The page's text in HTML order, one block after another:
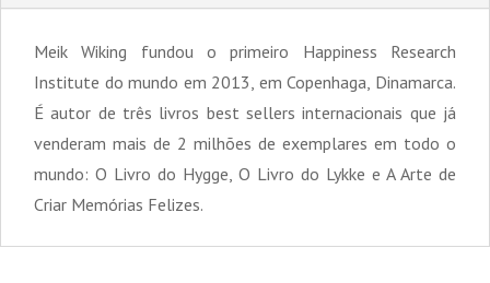
Meik Wiking fundou o primeiro Happiness Research
Institute do mundo em 2013, em Copenhaga, Dinamarca.
É autor de três livros best sellers internacionais que já
venderam mais de 2 milhões de exemplares em todo o
mundo: O Livro do Hygge, O Livro do Lykke e A Arte de
Criar Memórias Felizes.